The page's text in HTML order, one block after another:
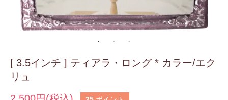
[ 3.5インチ ] ティアラ・ロング * カラー/エク
リュ